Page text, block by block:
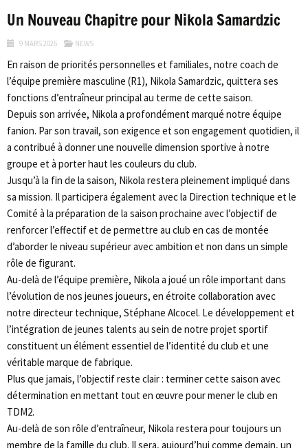
Un Nouveau Chapitre pour Nikola Samardzic
9 MARS 2026 NEWS
En raison de priorités personnelles et familiales, notre coach de
l’équipe première masculine (R1), Nikola Samardzic, quittera ses
fonctions d’entraîneur principal au terme de cette saison.
Depuis son arrivée, Nikola a profondément marqué notre équipe
fanion. Par son travail, son exigence et son engagement quotidien, il
a contribué à donner une nouvelle dimension sportive à notre
groupe et à porter haut les couleurs du club.
Jusqu’à la fin de la saison, Nikola restera pleinement impliqué dans
sa mission. Il participera également avec la Direction technique et le
Comité à la préparation de la saison prochaine avec l’objectif de
renforcer l’effectif et de permettre au club en cas de montée
d’aborder le niveau supérieur avec ambition et non dans un simple
rôle de figurant.
Au-delà de l’équipe première, Nikola a joué un rôle important dans
l’évolution de nos jeunes joueurs, en étroite collaboration avec
notre directeur technique, Stéphane Alcocel. Le développement et
l’intégration de jeunes talents au sein de notre projet sportif
constituent un élément essentiel de l’identité du club et une
véritable marque de fabrique.
Plus que jamais, l’objectif reste clair : terminer cette saison avec
détermination en mettant tout en œuvre pour mener le club en
TDM2.
Au-delà de son rôle d’entraîneur, Nikola restera pour toujours un
membre de la famille du club. Il sera, aujourd’hui comme demain, un